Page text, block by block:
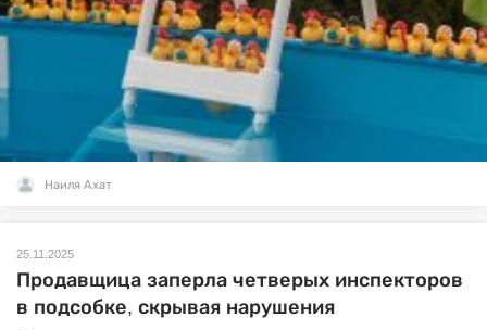
Наиля Ахат
25.11.2025
Продавщица заперла четверых инспекторов
в подсобке, скрывая нарушения